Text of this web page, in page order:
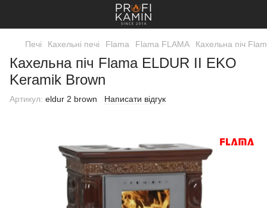
Печі Кахельні печі Flama Flama FLAMA Кахельна піч
Кахельна піч Flama ELDUR II EKO
Keramik Brown
Артикул: eldur 2 brown Написати відгук